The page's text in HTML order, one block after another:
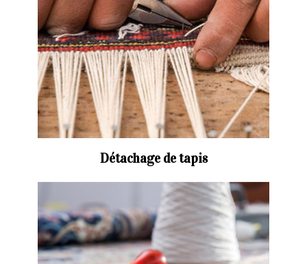
Détachage de tapis